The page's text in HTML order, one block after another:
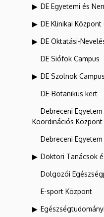
DE Egyetemi és
DE Klinikai Központ
DE Oktatási-
DE Siófok Campus
DE Szolnok
DE-Botanikus kert
Debreceni
Koordinációs Központ
Debreceni
Doktori Tanácsok
Dolgozói
E-sport Központ